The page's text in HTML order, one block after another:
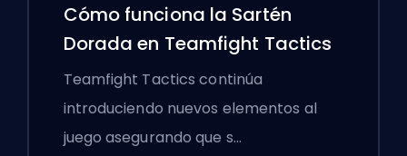
Cómo funciona la Sartén
Dorada en Teamfight Tactics
Teamfight Tactics continúa
introduciendo nuevos elementos al
juego asegurando que s…